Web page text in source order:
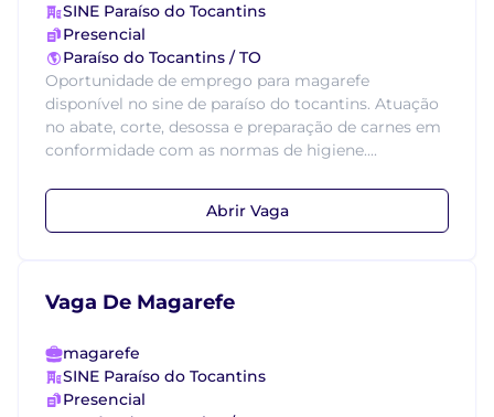
SINE Paraíso do Tocantins
Presencial
Paraíso do Tocantins / TO
Oportunidade de emprego para magarefe
disponível no sine de paraíso do tocantins. Atuação
no abate, corte, desossa e preparação de carnes em
conformidade com as normas de higiene....
Abrir Vaga
Vaga De Magarefe
magarefe
SINE Paraíso do Tocantins
Presencial